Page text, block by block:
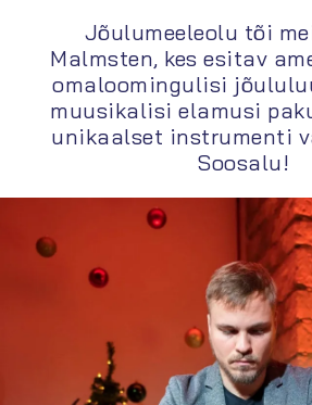
Jõulumeeleolu tõi
Malmsten, kes esitav
omaloomingulisi
muusikalisi elamusi
unikaalset instrumenti
Soosalu!